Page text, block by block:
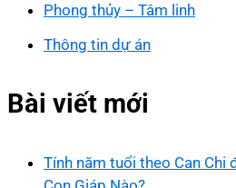
Phong thủy – Tâm linh
Thông tin dự án
Bài viết mới
Tính năm tuổi theo Can Chi